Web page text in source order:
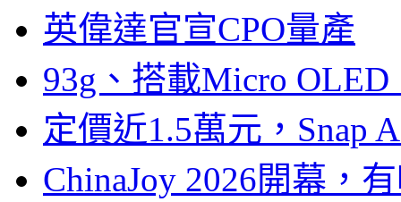
英偉達官宣CPO量產
93g、搭載Micro
定價近1.5萬元，Snap
ChinaJoy 2026開幕，